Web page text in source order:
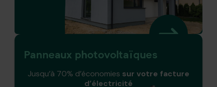
Panneaux photovoltaïques
Jusqu’à 70% d’économies sur votre facture
d’électricité